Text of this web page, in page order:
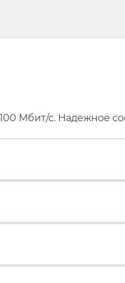
Мбит/с. Надежное